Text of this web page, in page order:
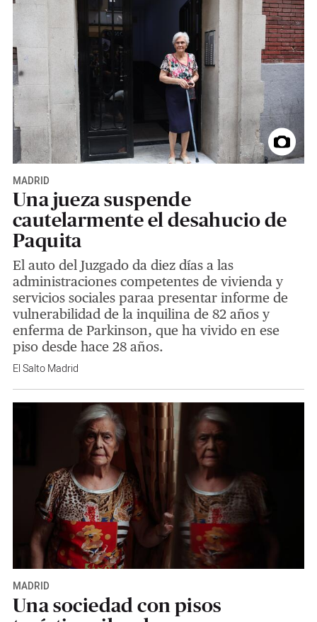
MADRID
Una jueza suspende
cautelarmente el desahucio de
Paquita
El auto del Juzgado da diez días a las
administraciones competentes de vivienda y
servicios sociales paraa presentar informe de
vulnerabilidad de la inquilina de 82 años y
enferma de Parkinson, que ha vivido en ese
piso desde hace 28 años.
El Salto Madrid
MADRID
Una sociedad con pisos